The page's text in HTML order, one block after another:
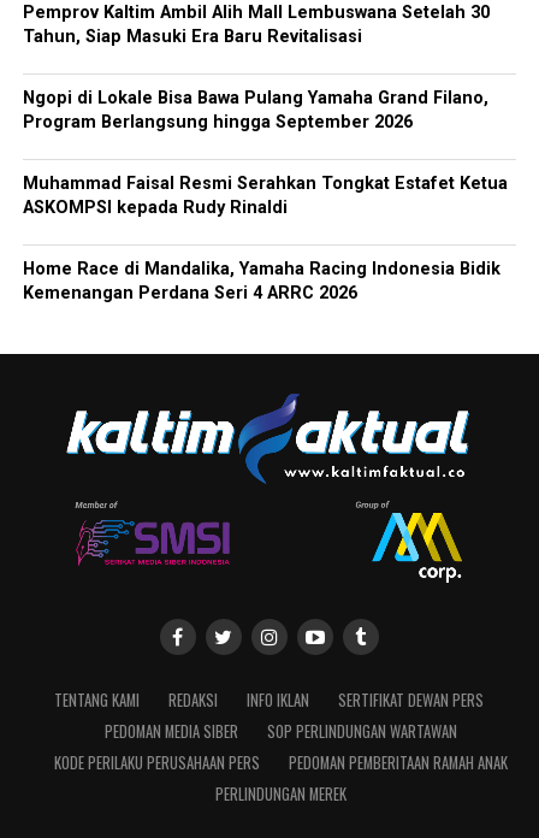
Pemprov Kaltim Ambil Alih Mall Lembuswana Setelah 30
Tahun, Siap Masuki Era Baru Revitalisasi
Ngopi di Lokale Bisa Bawa Pulang Yamaha Grand Filano,
Program Berlangsung hingga September 2026
Muhammad Faisal Resmi Serahkan Tongkat Estafet Ketua
ASKOMPSI kepada Rudy Rinaldi
Home Race di Mandalika, Yamaha Racing Indonesia Bidik
Kemenangan Perdana Seri 4 ARRC 2026
TENTANG KAMI REDAKSI INFO IKLAN
SERTIFIKAT DEWAN PERS
PEDOMAN MEDIA SIBER
SOP PERLINDUNGAN WARTAWAN
KODE PERILAKU PERUSAHAAN PERS
PEDOMAN PEMBERITAAN RAMAH ANAK
PERLINDUNGAN MEREK